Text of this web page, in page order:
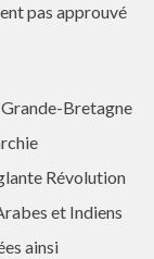
pas approuvé
Grande-Bretagne
Révolution
et Indiens
ainsi